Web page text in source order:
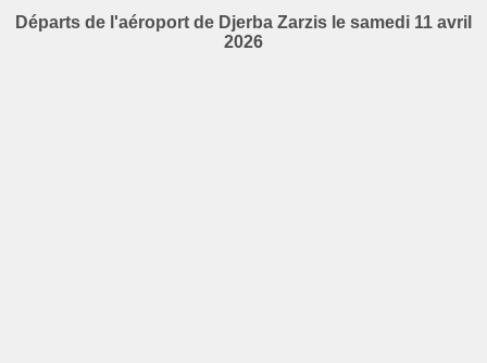
Départs de l'aéroport de Djerba Zarzis le samedi 11 avril
2026